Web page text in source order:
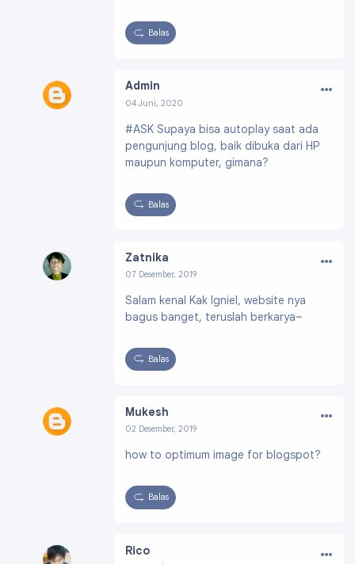
Balas
Admin
04 Juni, 2020
2786632937229502
…
#ASK Supaya bisa autoplay saat ada
pengunjung blog, baik dibuka dari HP
maupun komputer, gimana?
Balas
Zatnika
07 Desember, 2019
156825123852124
…
Salam kenal Kak Igniel, website nya
bagus banget, teruslah berkarya~
Balas
Mukesh
02 Desember, 2019
455511622074130
…
how to optimum image for blogspot?
Balas
Rico …